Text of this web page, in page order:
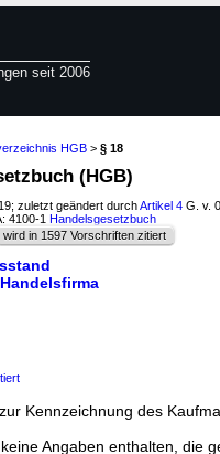
seit 2006
HGB > § 18
(HGB)
zuletzt geändert durchArtikel 4 G. v.
4100-1 Handelsgesetzbuch
wird in 1597 Vorschriften zitiert
Kennzeichnung des
Angaben enthalten, die